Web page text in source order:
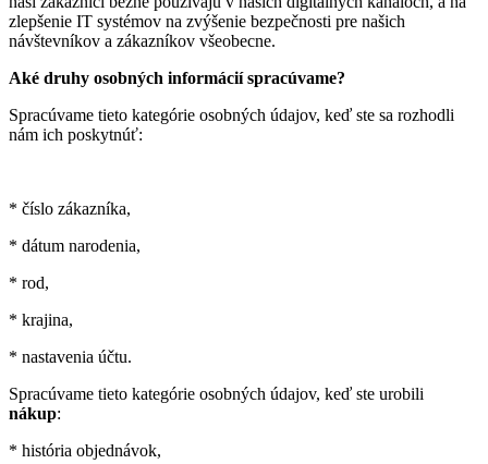
zlepšenie IT systémov na zvýšenie bezpečnosti pre našich
návštevníkov a zákazníkov všeobecne.
Aké druhy osobných informácií spracúvame?
Spracúvame tieto kategórie osobných údajov, keď ste sa rozhodli
nám ich poskytnúť:
* číslo zákazníka,
* dátum narodenia,
* rod,
* krajina,
* nastavenia účtu.
Spracúvame tieto kategórie osobných údajov, keď ste urobili
nákup:
* história objednávok,